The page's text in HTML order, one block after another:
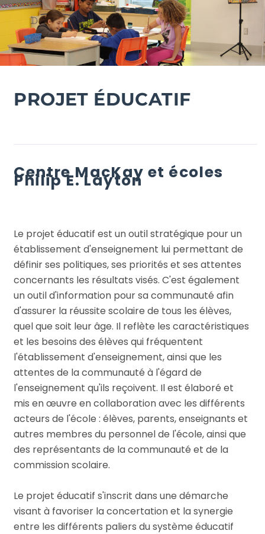
PROJET ÉDUCATIF
Centre MacKay et écoles
Philip E. Layton
Le projet éducatif est un outil stratégique pour un
établissement d'enseignement lui permettant de
définir ses politiques, ses priorités et ses attentes
concernants les résultats visés. C'est également
un outil d'information pour sa communauté afin
d'assurer la réussite scolaire de tous les élèves,
quel que soit leur âge. Il reflète les caractéristiques
et les besoins des élèves qui fréquentent
l'établissement d'enseignement, ainsi que les
attentes de la communauté à l'égard de
l'enseignement qu'ils reçoivent. Il est élaboré et
mis en œuvre en collaboration avec les différents
acteurs de l'école : élèves, parents, enseignants et
autres membres du personnel de l'école, ainsi que
des représentants de la communauté et de la
commission scolaire.
Le projet éducatif s'inscrit dans une démarche
visant à favoriser la concertation et la synergie
entre les différents paliers du système éducatif